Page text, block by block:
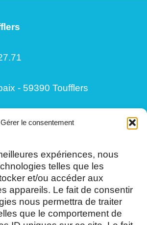
Gérer le consentement
expériences, nous
telles que les
et/ou accéder aux
appareils. Le fait de consentir
nous permettra de traiter
que le comportement de
- 59390 Toufflers
: 8h- 12h